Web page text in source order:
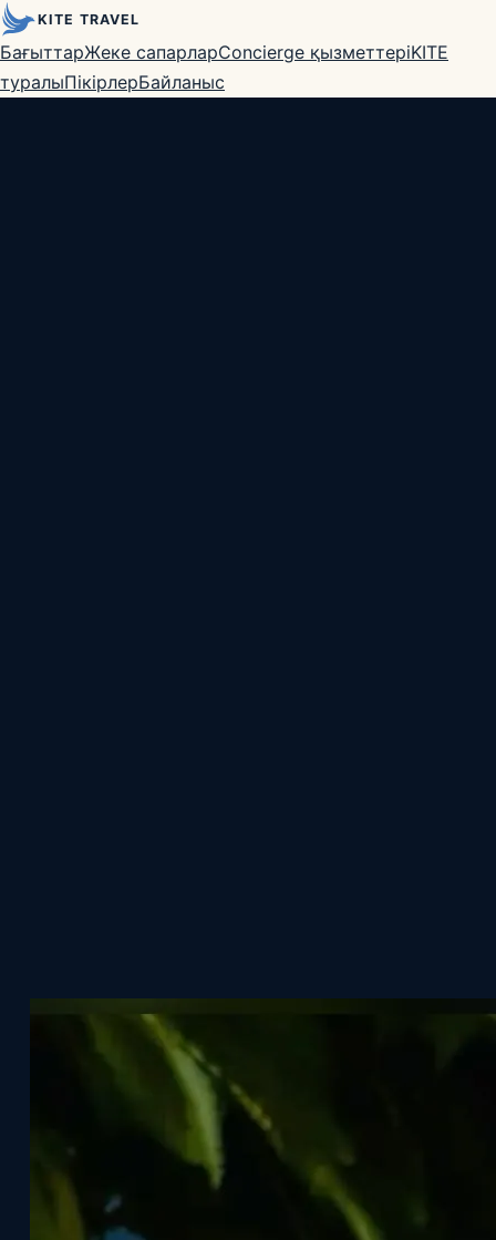
KITE TRAVEL
БағыттарЖеке сапарларConcierge қызметтеріKITE
туралыПікірлерБайланыс